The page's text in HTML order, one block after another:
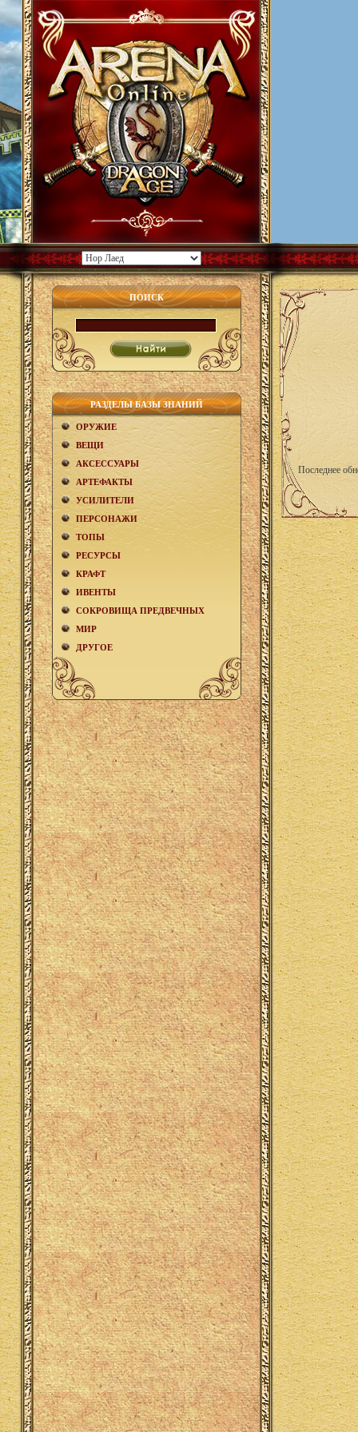
ПОИСК
РАЗДЕЛЫ БАЗЫ ЗНАНИЙ
ОРУЖИЕ
ВЕЩИ
АКCЕСCУАРЫ
АРТЕФАКТЫ
УСИЛИТЕЛИ
ПЕРСОНАЖИ
ТОПЫ
РЕСУРСЫ
КРАФТ
ИВЕНТЫ
СОКРОВИЩА ПРЕДВЕЧНЫХ
МИР
ДРУГОЕ
Последнее